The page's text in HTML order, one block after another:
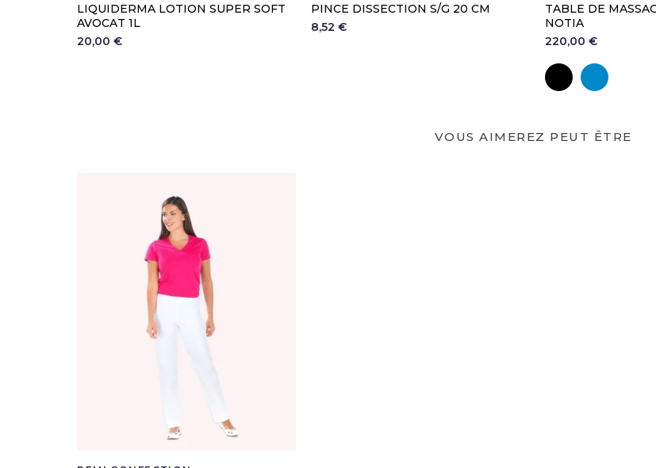
LIQUIDERMA LOTION SUPER SOFT
AVOCAT 1L
20,00 €
PINCE DISSECTION S/G 20 CM
8,52 €
TABLE DE
NOTIA
220,00 €
Noir
VOUS AIMEREZ PEUT ÊTRE